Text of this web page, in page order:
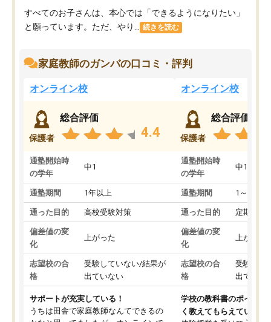
すべてのお子さんは、本心では「できるようになりたい」
と願っています。ただ、やり...
続きを読む
家庭教師のガンバの口コミ・評判
オンライン校
保護者
総合評価
4.4
通塾開始時
の学年
中1
通塾期間 1年以上
通った目的 高校受験対策
偏差値の変
化
上がった
志望校の合
格
受験していない/結果が
出ていない
サポートが充実している！
うちは田舎で家庭教師なんてできるの
オンライン校
保護者
総合評価
通塾開始時
の学年
中1
通塾期間 1～3ヵ月
通った目的 定期テス
偏差値の変
化
上がった
志望校の合
格
受験して
出ていな
学校の教科書のポイント
く教えてもらえている